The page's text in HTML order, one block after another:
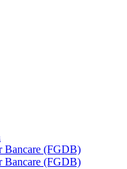
Bancare (FGDB)
Bancare (FGDB)